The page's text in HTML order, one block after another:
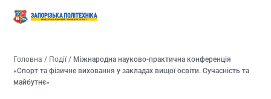
Головна / Події/ Міжнародна науково-практична конференція
«Спорт та фізичне виховання у закладах вищої освіти. Сучасність та
майбутнє»